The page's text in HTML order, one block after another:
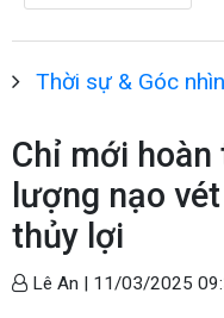
Thời sự & Góc nhìn
Chỉ mới hoàn
lượng nạo
thủy lợi
Lê An | 11/03/2025